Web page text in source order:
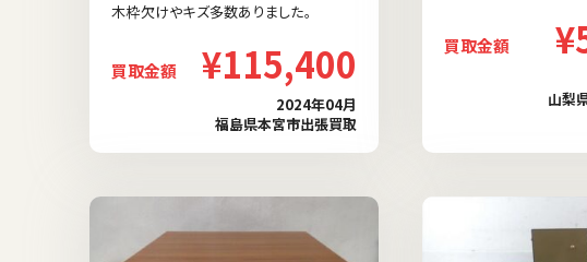
木枠欠けやキズ多数ありました。
買取金額 ¥115,400
2024年04月
福島県本宮市出張買取
買取金額
山梨